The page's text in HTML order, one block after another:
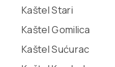
Kaštel Stari
Kaštel Gomilica
Kaštel Sućurac